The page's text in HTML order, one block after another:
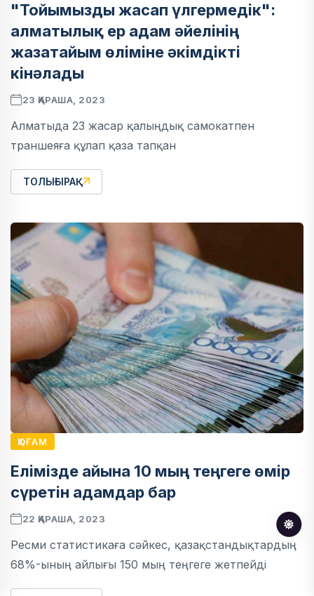
"Тойымызды жасап үлгермедік":
алматылық ер адам әйелінің
жазатайым өліміне әкімдікті
кінәлады
23 ҚАРАША, 2023
Алматыда 23 жасар қалыңдық самокатпен
траншеяға құлап қаза тапқан
ТОЛЫҒЫРАҚ
ҚОҒАМ
Елімізде айына 10 мың теңгеге өмір
сүретін адамдар бар
22 ҚАРАША, 2023
Ресми статистикаға сәйкес, қазақстандықтардың
68%-ының айлығы 150 мың теңгеге жетпейді